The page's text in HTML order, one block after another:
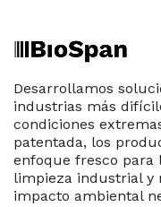
Desarrollamos
industrias más
condiciones
patentada, los
enfoque fresco para
limpieza industrial y
impacto ambiental